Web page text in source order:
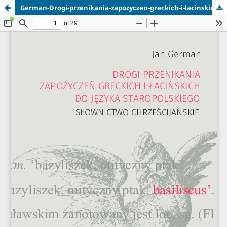
German-Drogi-przenikania-zapozyczen-greckich-i-lacinskich-look-inside.pdf